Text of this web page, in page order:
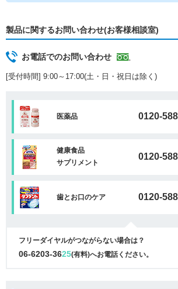
製品に関するお問い合わせ(お客様相談室)
お電話でのお問い合わせ
[受付時間] 9:00～17:00(土・日・祝日は除く)
医薬品 0120-
健康食品
サプリメント
0120-
歯とお口のケア 0120-
フリーダイヤルがつながらない場合は？
06-6203-3625(有料)へお電話ください。